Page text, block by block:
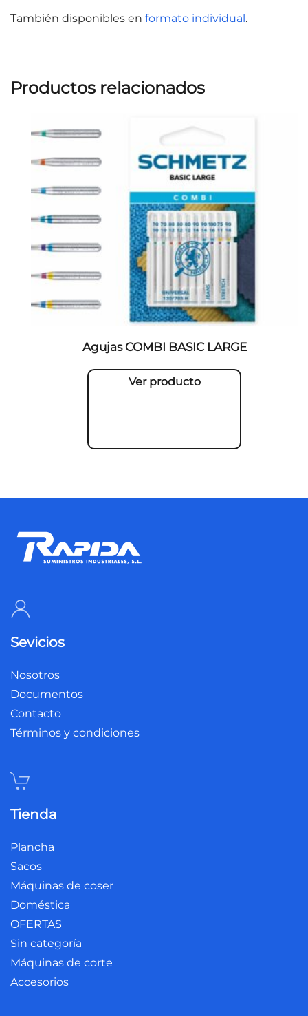
También disponibles en formato individual.
Productos relacionados
Agujas COMBI BASIC LARGE
Ver producto
Sevicios
Nosotros
Documentos
Contacto
Términos y condiciones
Tienda
Plancha
Sacos
Máquinas de coser
Doméstica
OFERTAS
Sin categoría
Máquinas de corte
Accesorios